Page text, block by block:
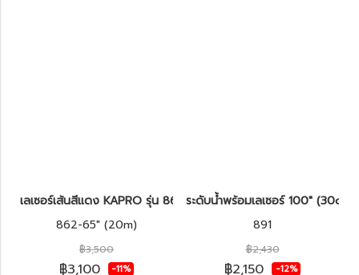
เลเซอร์เส้นสีแดง KAPRO รุ่น 862 Prolaser®
862-65" (20m)
฿3,500
฿3,100 -11%
ระดับน้ำพร้อมเลเซอร์ 100"
891
฿2,430
฿2,150 -12%